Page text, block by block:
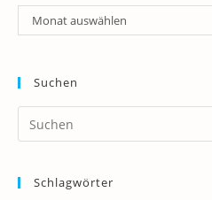
Archiv
Monat auswählen
Suchen
Schlagwörter